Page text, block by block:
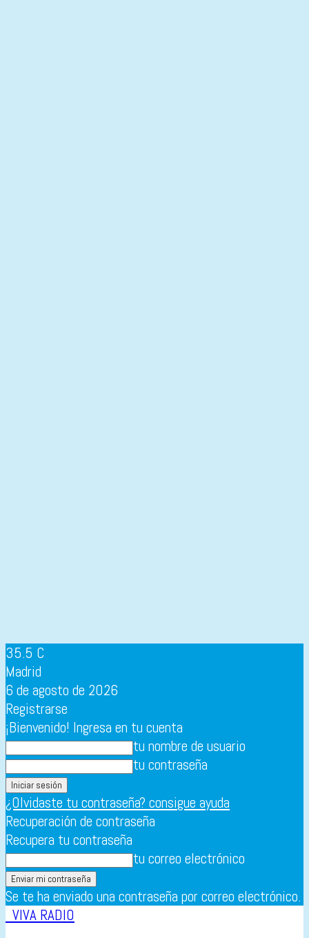
35.5 C
Madrid
6 de agosto de 2026
Registrarse
¡Bienvenido! Ingresa en tu cuenta
tu nombre de usuario
tu contraseña
¿Olvidaste tu contraseña? consigue ayuda
Recuperación de contraseña
Recupera tu contraseña
tu correo electrónico
Se te ha enviado una contraseña por correo electrónico.
VIVA RADIO